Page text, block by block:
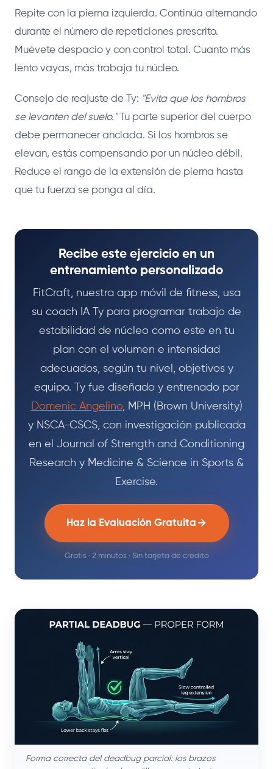
Repite con la pierna izquierda. Continúa alternando
durante el número de repeticiones prescrito.
Muévete despacio y con control total. Cuanto más
lento vayas, más trabaja tu núcleo.
Consejo de reajuste de Ty: "Evita que los hombros
se levanten del suelo."Tu parte superior del cuerpo
debe permanecer anclada. Si los hombros se
elevan, estás compensando por un núcleo débil.
Reduce el rango de la extensión de pierna hasta
que tu fuerza se ponga al día.
Recibe este ejercicio en un
entrenamiento personalizado
FitCraft, nuestra app móvil de fitness, usa
su coach IA Ty para programar trabajo de
estabilidad de núcleo como este en tu
plan con el volumen e intensidad
adecuados, según tu nivel, objetivos y
equipo. Ty fue diseñado y entrenado por
Domenic Angelino, MPH (Brown University)
y NSCA-CSCS, con investigación publicada
en el Journal of Strength and Conditioning
Research y Medicine & Science in Sports &
Exercise.
Haz la Evaluación Gratuita
Gratis · 2 minutos · Sin tarjeta de crédito
Forma correcta del deadbug parcial: los brazos